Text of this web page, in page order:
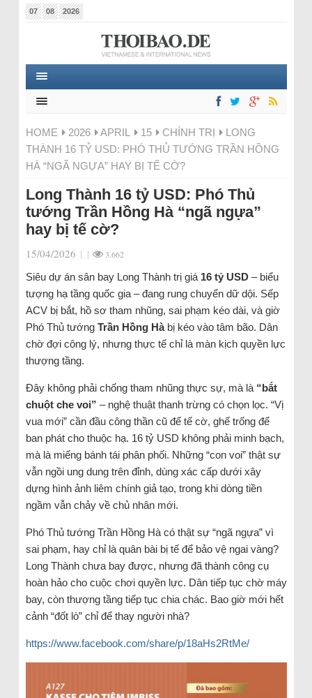
07 08 2026
HOME 2026 APRIL 15 CHÍNH TRỊ
LONG
THÀNH 16 TỶ USD: PHÓ THỦ TƯỚNG TRẦN HỒNG
HÀ “NGÃ NGỰA” HAY BỊ TẾ CỜ?
Long Thành 16 tỷ USD: Phó Thủ
tướng Trần Hồng Hà “ngã ngựa”
hay bị tế cờ?
15/04/2026 | | 3.662
Siêu dự án sân bay Long Thành trị giá 16 tỷ USD– biểu
tượng hạ tầng quốc gia – đang rung chuyển dữ dội. Sếp
ACV bị bắt, hồ sơ tham nhũng, sai phạm kéo dài, và giờ
Phó Thủ tướng Trần Hồng Hàbị kéo vào tâm bão. Dân
chờ đợi công lý, nhưng thực tế chỉ là màn kịch quyền lực
thượng tầng.
Đây không phải chống tham nhũng thực sự, mà là “bắt
chuột che voi” – nghệ thuật thanh trừng có chọn lọc. “Vị
vua mới” cần đầu công thần cũ để tế cờ, ghế trống để
ban phát cho thuộc hạ. 16 tỷ USD không phải minh bạch,
mà là miếng bánh tái phân phối. Những “con voi” thật sự
vẫn ngồi ung dung trên đỉnh, dùng xác cấp dưới xây
dựng hình ảnh liêm chính giả tạo, trong khi dòng tiền
ngầm vẫn chảy về chủ nhân mới.
Phó Thủ tướng Trần Hồng Hà có thật sự “ngã ngựa” vì
sai phạm, hay chỉ là quân bài bị tế để bảo vệ ngai vàng?
Long Thành chưa bay được, nhưng đã thành công cụ
hoàn hảo cho cuộc chơi quyền lực. Dân tiếp tục chờ máy
bay, còn thượng tầng tiếp tục chia chác. Bao giờ mới hết
cảnh “đốt lò” chỉ để thay người nhà?
https://www.facebook.com/share/p/18aHs2RtMe/